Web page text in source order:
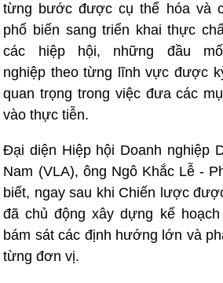
từng bước được cụ thể hóa và
phổ biến sang triển khai thực
các hiệp hội, những đầu
nghiệp theo từng lĩnh vực được
quan trọng trong việc đưa các
vào thực tiễn.
Đại diện Hiệp hội Doanh nghiệp
Nam (VLA), ông Ngô Khắc Lễ -
biết, ngay sau khi Chiến lược
đã chủ động xây dựng kế
bám sát các định hướng lớn và
từng đơn vị.